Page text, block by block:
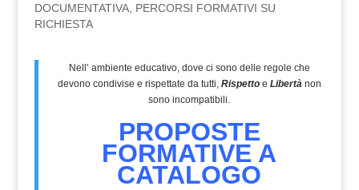
DOCUMENTATIVA, PERCORSI FORMATIVI SU
RICHIESTA
Nell’ ambiente educativo, dove ci sono delle regole che
devono condivise e rispettate da tutti, Rispetto e Libertà non
sono incompatibili.
PROPOSTE
FORMATIVE A
CATALOGO